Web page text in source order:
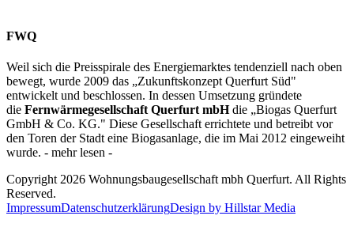
FWQ
Weil sich die Preisspirale des Energiemarktes tendenziell nach oben
bewegt, wurde 2009 das „Zukunftskonzept Querfurt Süd"
entwickelt und beschlossen. In dessen Umsetzung gründete
dieFernwärmegesellschaft Querfurt mbHdie „Biogas Querfurt
GmbH & Co. KG." Diese Gesellschaft errichtete und betreibt vor
den Toren der Stadt eine Biogasanlage, die im Mai 2012 eingeweiht
wurde. - mehr lesen -
Copyright 2026 Wohnungsbaugesellschaft mbh Querfurt. All Rights
Reserved.
ImpressumDatenschutzerklärungDesign by Hillstar Media